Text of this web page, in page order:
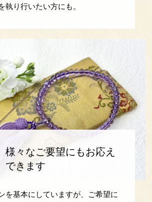
執り行いたい方にも。
様々なご要望にも お応え
できます
を基本にしていますが、ご希望に